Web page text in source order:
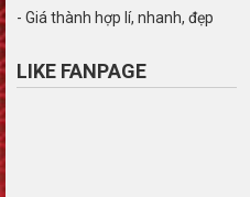
- Giá thành hợp lí, nhanh, đẹp
LIKE FANPAGE